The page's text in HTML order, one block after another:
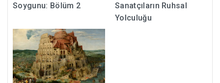
Soygunu: Bölüm 2
Sanatçıların Ruhsal
Yolculuğu